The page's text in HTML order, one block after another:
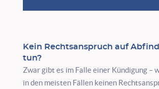
Kein Rechtsanspruch auf
tun?
Zwar gibt es im Falle einer Kündigung –
in den meisten Fällen keinen